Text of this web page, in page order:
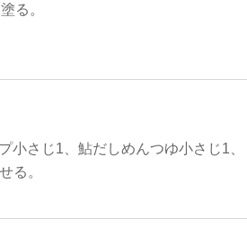
る。
小さじ1、鮎だしめんつゆ小さじ1
る。